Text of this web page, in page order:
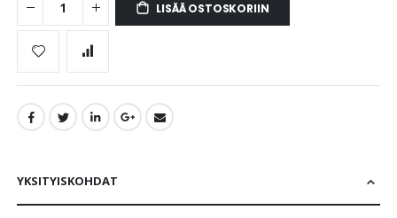
LISÄÄ OSTOSKORIIN
YKSITYISKOHDAT